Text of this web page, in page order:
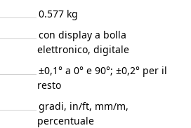
0.577 kg
con display a bolla
elettronico, digitale
±0,1° a 0° e 90°; ±0,2° per il
resto
gradi, in/ft, mm/m,
percentuale